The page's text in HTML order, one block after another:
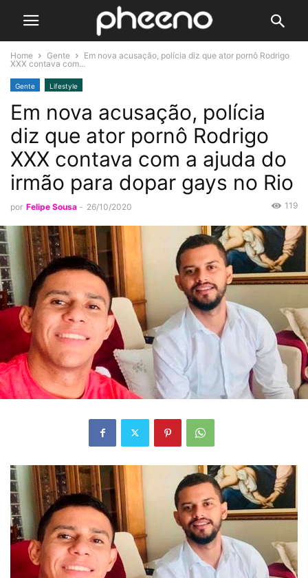
Home Gente
Em nova acusação, polícia diz que ator pornô Rodrigo
XXX contava com...
Gente Lifestyle
Em nova acusação, polícia
diz que ator pornô Rodrigo
XXX contava com a ajuda do
irmão para dopar gays no Rio
por Felipe Sousa - 26/10/2020 119